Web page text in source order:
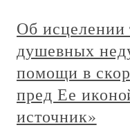
Об исцелении
душевных
помощи в
пред Ее
источник»